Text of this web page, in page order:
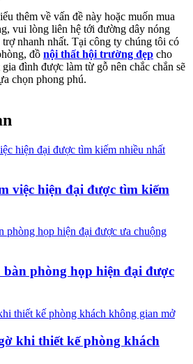
thêm về vấn đề này hoặc muốn mua
vui lòng liên hệ tới đường dây nóng
nhanh nhất. Tại công ty chúng tôi có
đồ nội thất hội trường đẹp cho
đình được làm từ gỗ nên chắc chắn sẽ
chọn phong phú.
việc hiện đại được tìm kiếm
phòng họp hiện đại được
khi thiết kế phòng khách